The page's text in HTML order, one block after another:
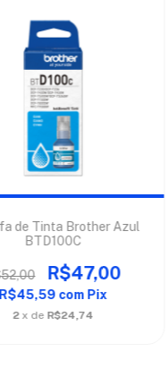
de Tinta Brother Azul
BTD100C
R$47,00
com Pix
2 x de R$24,74